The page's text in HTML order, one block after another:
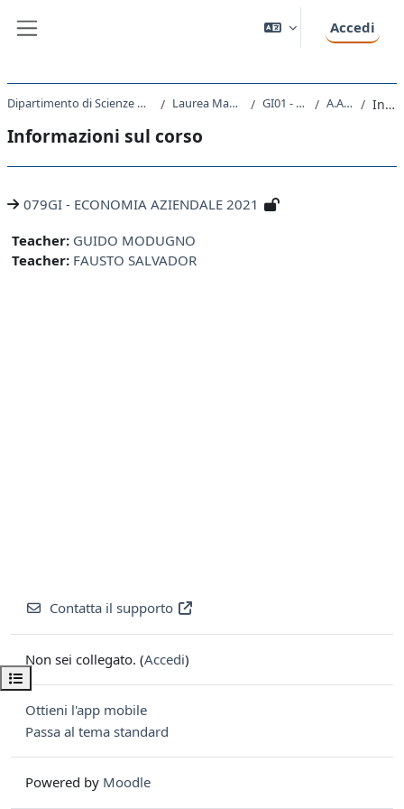
Accedi
Apri indice del corso
Dipartimento di Scienze Giuridiche, del Linguaggio, dell`Interpretazione e della Traduzione Laurea Magistrale Ciclo Unico 5 anni GI01 - GIURISPRUDENZA A.A. 2021 - 2022 Introduzione
Informazioni sul corso
079GI - ECONOMIA AZIENDALE 2021
Teacher: GUIDO MODUGNO
Teacher: FAUSTO SALVADOR
Contatta il supporto
Non sei collegato. (Accedi)
Ottieni l'app mobile
Passa al tema standard
Powered by Moodle